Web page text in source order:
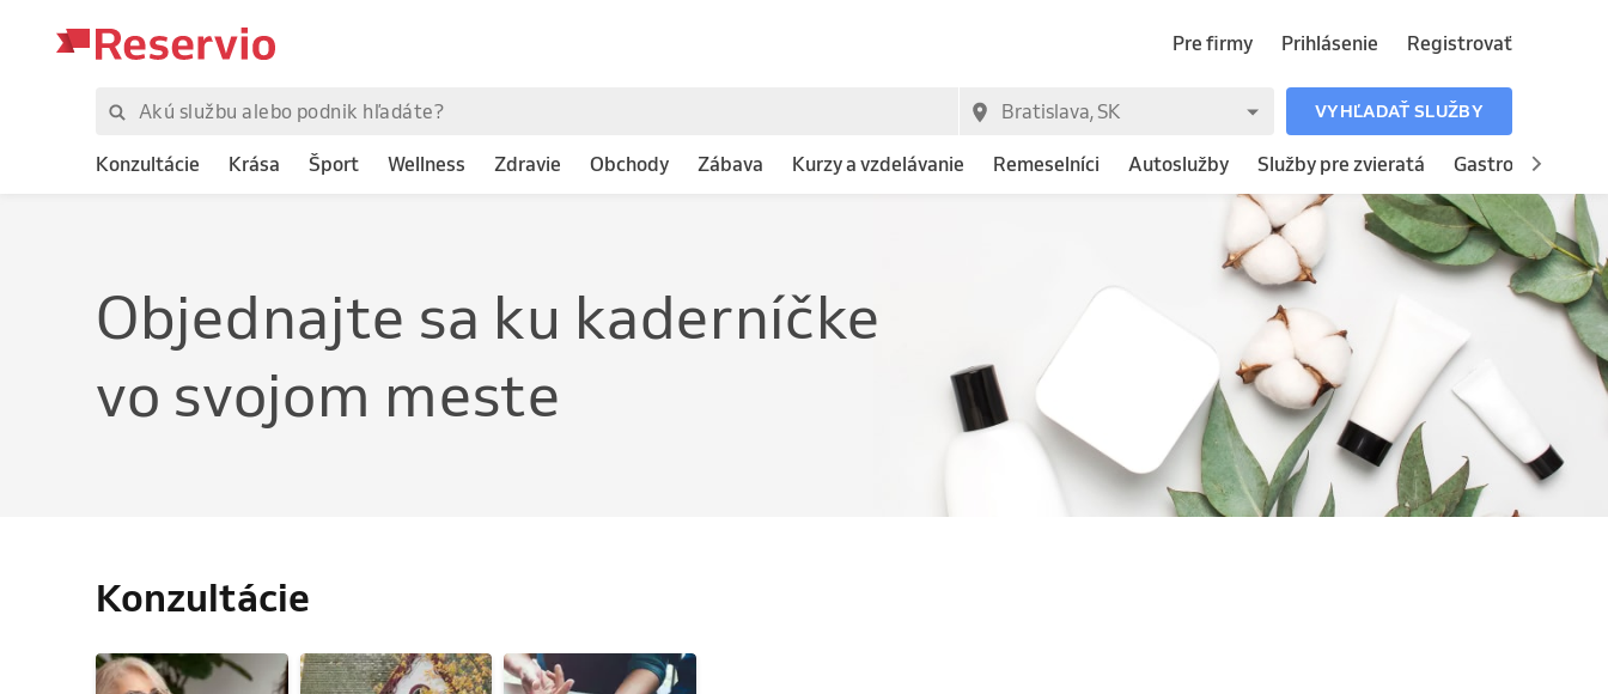
Pre firmy Prihlásenie Registrovať
VYHĽADAŤ SLUŽBY
Konzultácie Krása Šport Wellness Zdravie Obchody Zábava Kurzy a vzdelávanie Remeselníci Autoslužby Služby pre zvieratá Gastronómia
Objednajte s
vo svojom meste
Konzultácie